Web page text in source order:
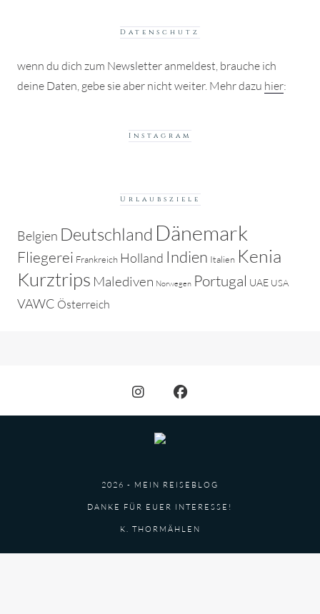
Datenschutz
wenn du dich zum Newsletter anmeldest, brauche ich
deine Daten, gebe sie aber nicht weiter. Mehr dazu hier:
Instagram
Urlaubsziele
Belgien Deutschland Dänemark
Fliegerei Frankreich Holland Indien Italien Kenia
Kurztrips Malediven Norwegen Portugal UAE USA
VAWC Österreich
2026 - MEIN REISEBLOG
DANKE FÜR EUER INTERESSE!
K. THORMÄHLEN